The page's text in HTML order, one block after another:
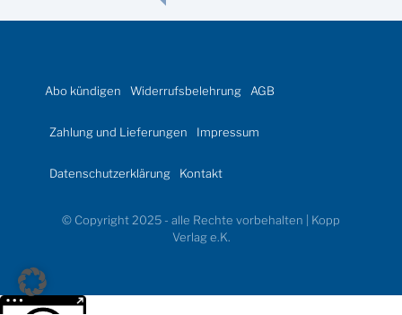
Abo kündigen Widerrufsbelehrung AGB
Zahlung und Lieferungen Impressum
Datenschutzerklärung Kontakt
© Copyright 2025 - alle Rechte vorbehalten | Kopp
Verlag e.K.
Weitere Informationen über den gesperrten Inhalt.